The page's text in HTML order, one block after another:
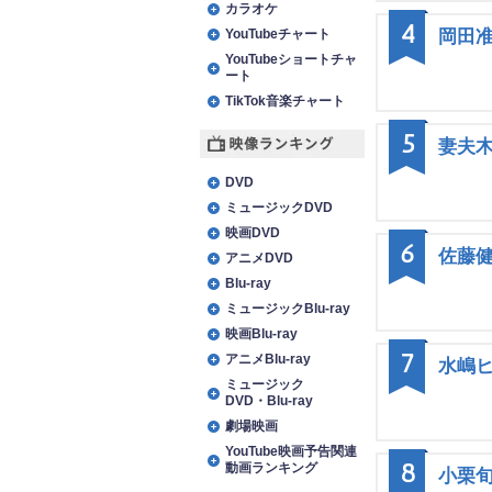
岡田
4
妻夫
5
佐藤
6
水嶋
7
小栗
8
カラオケ
YouTubeチャート
YouTubeショートチャ
ート
TikTok音楽チャート
DVD
ミュージックDVD
映画DVD
アニメDVD
Blu-ray
ミュージックBlu-ray
映画Blu-ray
アニメBlu-ray
ミュージック
DVD・Blu-ray
劇場映画
YouTube映画予告関連
動画ランキング